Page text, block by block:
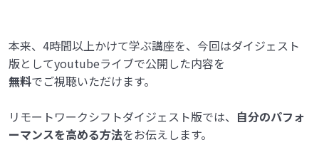
本来、4時間以上かけて学ぶ講座を、今回はダイジェスト
版としてyoutubeライブで公開した内容を
無料でご視聴いただけます。
リモートワークシフトダイジェスト版では、 自分のパフォ
ーマンスを高める方法をお伝えします。